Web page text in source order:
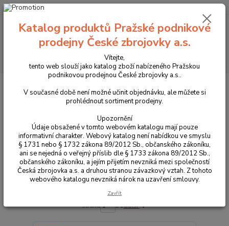
Menu
+420 225 375 800
Oleje na čištění
Upřesnit parametry
Nejnovější Nejlevnější Nejdražší
strana z 2další
Katalog produktů Pražské podnikové
prodejny České zbrojovky a.s.
Vítejte,
tento web slouží jako katalog zboží nabízeného Pražskou
podnikovou prodejnou České zbrojovky a.s..
V současné době není možné učinit objednávku, ale můžete si
prohlédnout sortiment prodejny.
Upozornění
Údaje obsažené v tomto webovém katalogu mají pouze
informativní charakter. Webový katalog není nabídkou ve smyslu
§ 1731 nebo § 1732 zákona 89/2012 Sb., občanského zákoníku,
ani se nejedná o veřejný příslib dle § 1733 zákona 89/2012 Sb.,
občanského zákoníku, a jejím přijetím nevzniká mezi společností
Česká zbrojovka a.s. a druhou stranou závazkový vztah. Z tohoto
webového katalogu nevzniká nárok na uzavření smlouvy.
Zavřít